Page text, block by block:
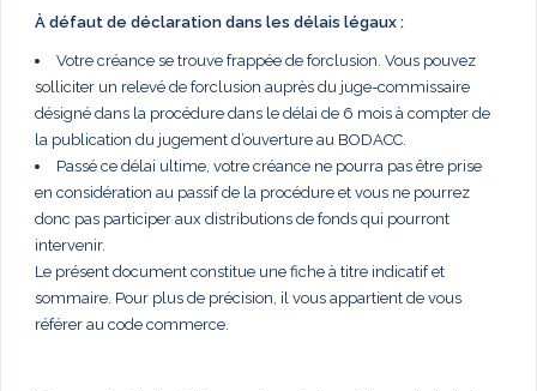
À défaut de déclaration dans les délais légaux :
Votre créance se trouve frappée de forclusion. Vous pouvez
solliciter un relevé de forclusion auprès du juge-commissaire
désigné dans la procédure dans le délai de 6 mois à compter de
la publication du jugement d’ouverture au BODACC.
Passé ce délai ultime, votre créance ne pourra pas être prise
en considération au passif de la procédure et vous ne pourrez
donc pas participer aux distributions de fonds qui pourront
intervenir.
Le présent document constitue une fiche à titre indicatif et
sommaire. Pour plus de précision, il vous appartient de vous
référer au code commerce.